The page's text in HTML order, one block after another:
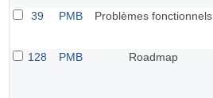
39 PMB Problèmes fonctionnels
128 PMB Roadmap